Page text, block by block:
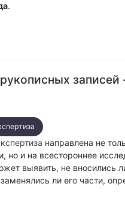
.
записей
направлена не
но и на всестороннее
выявить, не вносились
ли его части,